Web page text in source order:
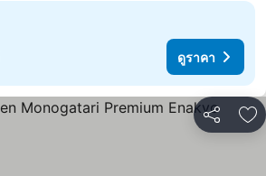
ดูราคา
แชร์ เ